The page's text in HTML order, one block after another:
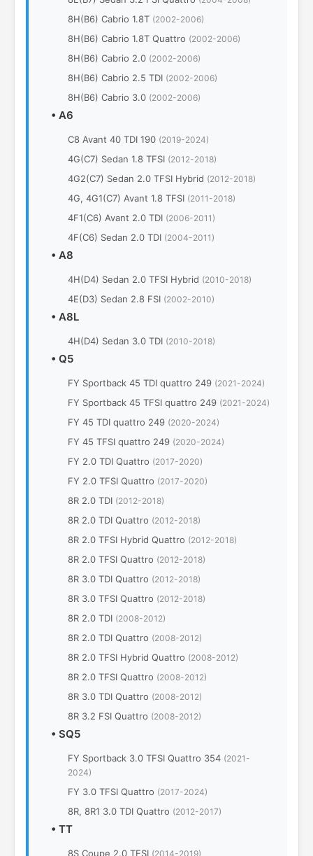
8H(B6) Cabrio 1.8T (2002-2006)
8H(B6) Cabrio 1.8T Quattro (2002-2006)
8H(B6) Cabrio 2.0 (2002-2006)
8H(B6) Cabrio 2.5 TDI (2002-2006)
8H(B6) Cabrio 3.0 (2002-2006)
• A6
C8 Avant 40 TDI 190 (2019-2024)
4G(C7) Sedan 1.8 TFSI (2012-2018)
4G2(C7) Sedan 2.0 TFSI Hybrid (2012-2018)
4G, 4G1(C7) Avant 1.8 TFSI (2011-2018)
4F1(C6) Avant 2.0 TDI (2006-2011)
4F(C6) Sedan 2.0 TDI (2004-2011)
• A8
4H(D4) Sedan 2.0 TFSI Hybrid (2010-2018)
4E(D3) Sedan 2.8 FSI (2002-2010)
• A8L
4H(D4) Sedan 3.0 TDI (2010-2018)
• Q5
FY Sportback 45 TDI quattro 249 (2021-2024)
FY Sportback 45 TFSI quattro 249 (2021-2024)
FY 45 TDI quattro 249 (2020-2024)
FY 45 TFSI quattro 249 (2020-2024)
FY 2.0 TDI Quattro (2017-2020)
FY 2.0 TFSI Quattro (2017-2020)
8R 2.0 TDI (2012-2018)
8R 2.0 TDI Quattro (2012-2018)
8R 2.0 TFSI Hybrid Quattro (2012-2018)
8R 2.0 TFSI Quattro (2012-2018)
8R 3.0 TDI Quattro (2012-2018)
8R 3.0 TFSI Quattro (2012-2018)
8R 2.0 TDI (2008-2012)
8R 2.0 TDI Quattro (2008-2012)
8R 2.0 TFSI Hybrid Quattro (2008-2012)
8R 2.0 TFSI Quattro (2008-2012)
8R 3.0 TDI Quattro (2008-2012)
8R 3.2 FSI Quattro (2008-2012)
• SQ5
FY Sportback 3.0 TFSI Quattro 354 (2021-
2024)
FY 3.0 TFSI Quattro (2017-2024)
8R, 8R1 3.0 TDI Quattro (2012-2017)
• TT
8S Coupe 2.0 TFSI (2014-2019)